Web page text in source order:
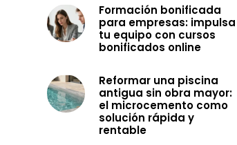
Formación bonificada
para empresas: impulsa
tu equipo con cursos
bonificados online
Reformar una piscina
antigua sin obra mayor:
el microcemento como
solución rápida y
rentable